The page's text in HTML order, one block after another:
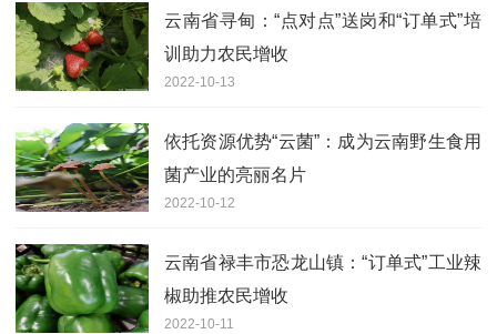
云南省寻甸：“点对点”送岗和“订单式”培
训助力农民增收
2022-10-13
依托资源优势“云菌”：成为云南野生食用
菌产业的亮丽名片
2022-10-12
云南省禄丰市恐龙山镇：“订单式”工业辣
椒助推农民增收
2022-10-11